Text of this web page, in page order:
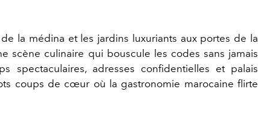
la médina et les jardins luxuriants aux portes de la
scène culinaire qui bouscule les codes sans jamais
spectaculaires, adresses confidentielles et palais
coups de cœur où la gastronomie marocaine flirte